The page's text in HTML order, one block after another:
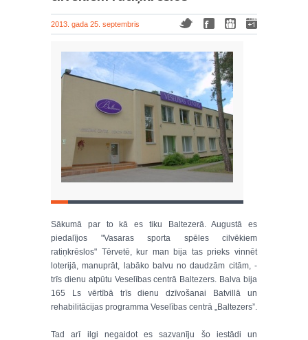
2013. gada 25. septembris
Sākumā par to kā es tiku Baltezerā. Augustā es
piedalījos "Vasaras sporta spēles cilvēkiem
ratiņkrēslos" Tērvetē, kur man bija tas prieks vinnēt
loterijā, manuprāt, labāko balvu no daudzām citām, -
trīs dienu atpūtu Veselības centrā Baltezers. Balva bija
165 Ls vērtībā trīs dienu dzīvošanai Batvillā un
rehabilitācijas programma Veselības centrā „Baltezers”.
Tad arī ilgi negaidot es sazvanīju šo iestādi un